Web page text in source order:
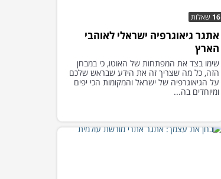
16 שאלות
אתגר גיאוגרפיה ישראלי לאוהבי
הארץ
שימו בצד את המפתחות של האוטו, כי במבחן
הזה, כל מה שצריך זה את הידע שבראש שלכם
על הגיאוגרפיה של ישראל והמקומות הכי יפים
ומיוחדים בה...